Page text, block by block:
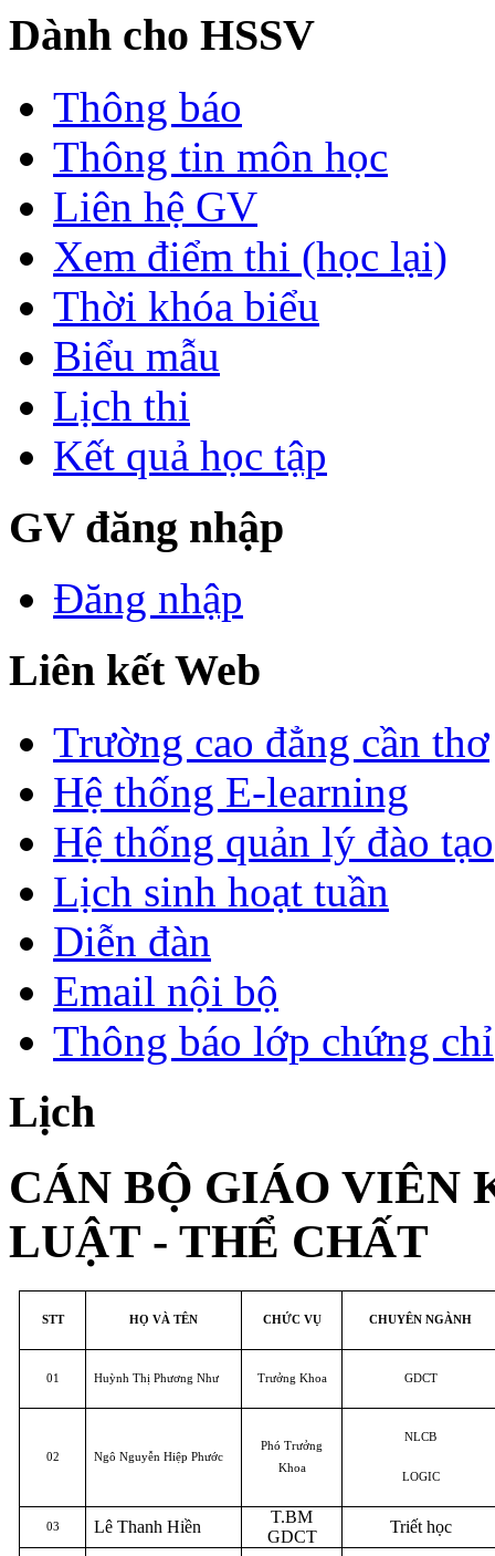
Dành cho HSSV
Thông báo
Thông tin môn học
Liên hệ GV
Xem điểm thi (học lại)
Thời khóa biểu
Biểu mẫu
Lịch thi
Kết quả học tập
GV đăng nhập
Đăng nhập
Liên kết Web
Trường cao đẳng cần thơ
Hệ thống E-learning
Hệ thống quản lý đào tạo
Lịch sinh hoạt tuần
Diễn đàn
Email nội bộ
Thông báo lớp chứng chỉ
Lịch
CÁN BỘ GIÁO VIÊN
LUẬT - THỂ CHẤT
STT HỌ VÀ TÊN CHỨC VỤ CHUYÊN NGÀNH
01 Huỳnh Thị Phương Như Trưởng Khoa GDCT
02 Ngô Nguyễn Hiệp Phước
Phó Trưởng
Khoa
NLCB
LOGIC
03 Lê Thanh Hiền
T.BM
GDCT
Triết học